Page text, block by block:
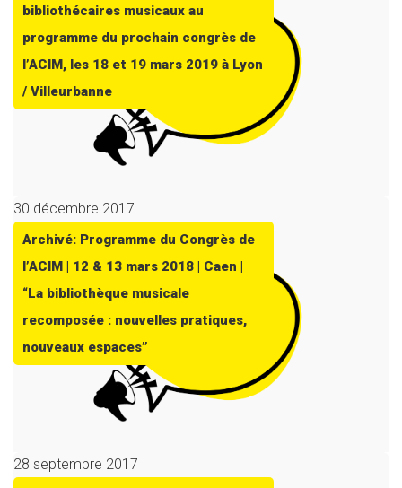
bibliothécaires musicaux au
programme du prochain congrès de
l’ACIM, les 18 et 19 mars 2019 à Lyon
/ Villeurbanne
30 décembre 2017
Archivé: Programme du Congrès de
l’ACIM | 12 & 13 mars 2018 | Caen |
“La bibliothèque musicale
recomposée : nouvelles pratiques,
nouveaux espaces”
28 septembre 2017